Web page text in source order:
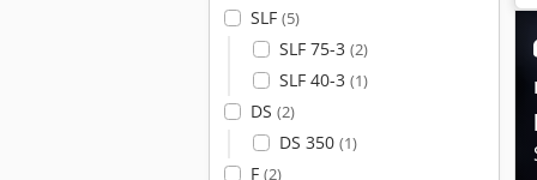
SLF (5)
SLF 75-3 (2)
SLF 40-3 (1)
DS (2)
DS 350 (1)
F (2)